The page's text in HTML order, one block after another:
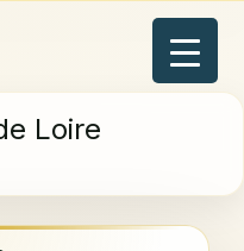
Loire